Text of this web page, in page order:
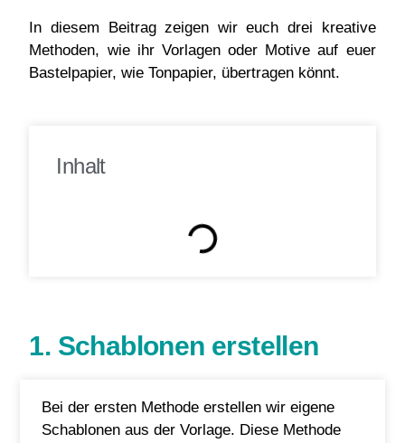
In diesem Beitrag zeigen wir euch drei kreative
Methoden, wie ihr Vorlagen oder Motive auf euer
Bastelpapier, wie Tonpapier, übertragen könnt.
Inhalt
1. Schablonen erstellen
Bei der ersten Methode erstellen wir eigene
Schablonen aus der Vorlage. Diese Methode